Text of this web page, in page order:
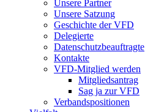
Unsere Partner
Unsere Satzung
Geschichte der VFD
Delegierte
Datenschutzbeauftragte
Kontakte
VFD-Mitglied werden
Mitgliedsantrag
Sag ja zur VFD
Verbandspositionen